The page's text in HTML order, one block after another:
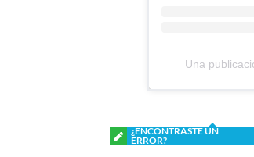
Una
¿ENCONTRASTE UN
ERROR?